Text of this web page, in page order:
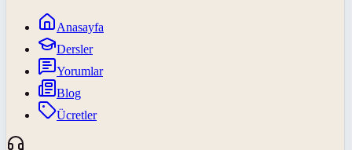
Anasayfa
Dersler
Yorumlar
Blog
Ücretler